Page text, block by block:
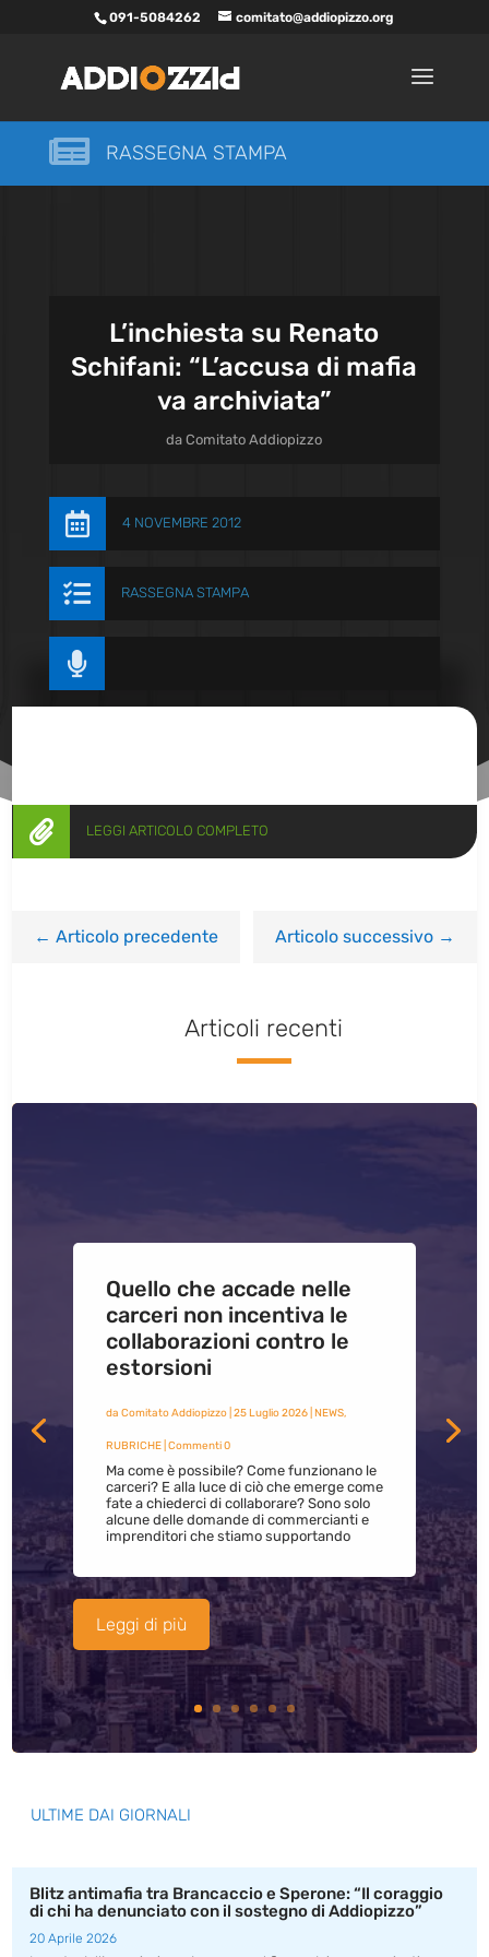
091-5084262 comitato@addiopizzo.org
 RASSEGNA STAMPA
L’inchiesta su Renato
Schifani: “L’accusa di mafia
va archiviata”
daComitato Addiopizzo
 4 NOVEMBRE 2012
 RASSEGNA STAMPA

 LEGGI ARTICOLO COMPLETO
←Articolo precedente Articolo successivo→
Articoli recenti
Quello che accade nelle
carceri non incentiva le
collaborazioni contro le
estorsioni
da Comitato Addiopizzo| 25 Luglio 2026| NEWS,
RUBRICHE| Commenti 0
Ma come è possibile? Come funzionano le
carceri? E alla luce di ciò che emerge come
fate a chiederci di collaborare? Sono solo
alcune delle domande di commercianti e
imprenditori che stiamo supportando
Leggi di più
ULTIME DAI GIORNALI
Blitz antimafia tra Brancaccio e Sperone: “Il coraggio
di chi ha denunciato con il sostegno di Addiopizzo”
20 Aprile 2026